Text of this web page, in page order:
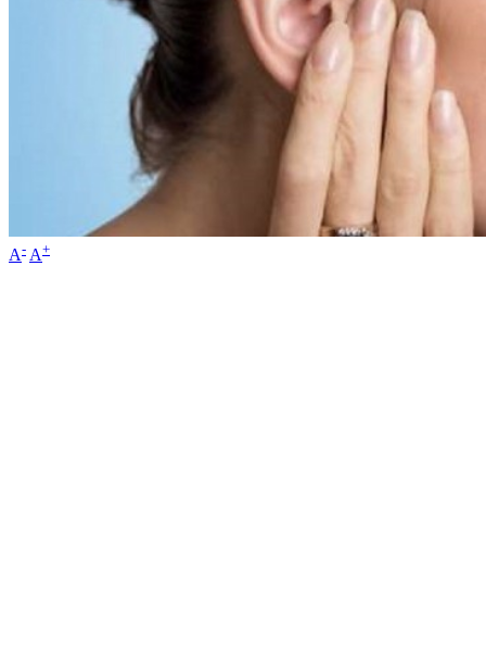
A- A+